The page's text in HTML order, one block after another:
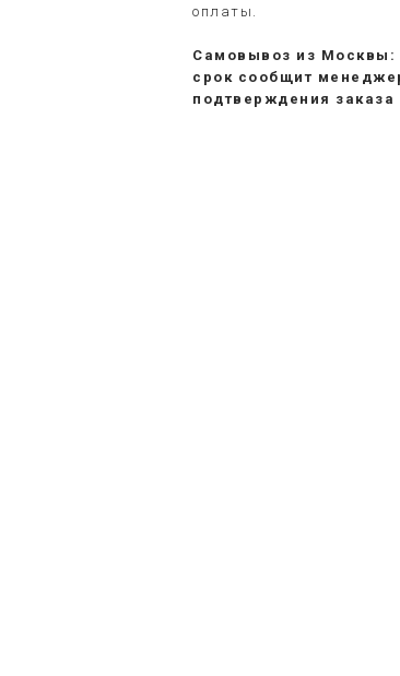
оплаты.
Самовывоз из Москвы:
срок сообщит
подтверждения заказа